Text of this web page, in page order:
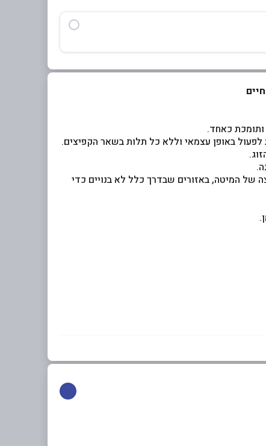
של המיטה, באזורים שבדרך כלל לא בנויים כדי